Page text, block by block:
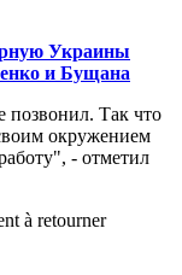
Украины
и Бущана
позвонил. Так что
окружением
- отметил
à retourner